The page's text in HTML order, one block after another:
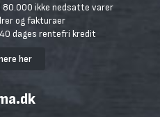
80.000 ikke nedsatte varer
og fakturaer
dages rentefri kredit
her